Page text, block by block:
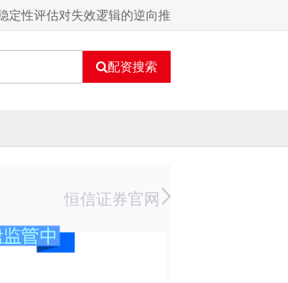
定性评估对失效逻辑的逆向推
配资搜索
恒信证券官网